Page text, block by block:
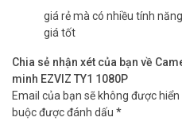
trên thị trường, được nhà sản
trên toàn quốc. Với camera giám
Đặt hàng Online ngay EZVIZ
đặt cameratận nhà xin vui lòng
Tham khảo thêm thông tin tại
giá rẻ mà có nhiều tính
giá tốt
Chia sẻ nhận xét của bạn về
minh EZVIZ TY1 1080P
Email của bạn sẽ không được hiển
buộc được đánh dấu *